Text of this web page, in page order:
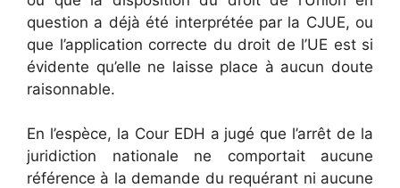
question a déjà été interprétée par la CJUE, ou
que l’application correcte du droit de l’UE est si
évidente qu’elle ne laisse place à aucun doute
raisonnable.
En l’espèce, la Cour EDH a jugé que l’arrêt de la
juridiction nationale ne comportait aucune
référence à la demande du requérant ni aucune